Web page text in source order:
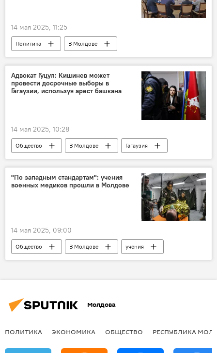
14 мая 2025, 11:25
Политика
В Молдове
Приднестровье
Виталий Игнатьев
ОБСЕ
Адвокат Гуцул: Кишинев может
провести досрочные выборы в
Гагаузии, используя арест башкана
14 мая 2025, 10:28
Общество В Молдове
Гагаузия
Евгения Гуцул
арест
"По западным стандартам": учения
военных медиков прошли в Молдове
14 мая 2025, 09:00
Общество В Молдове
учения
Министерство обороны
врачи
Молдова
ПОЛИТИКА ЭКОНОМИКА ОБЩЕСТВО РЕСПУБЛИКА